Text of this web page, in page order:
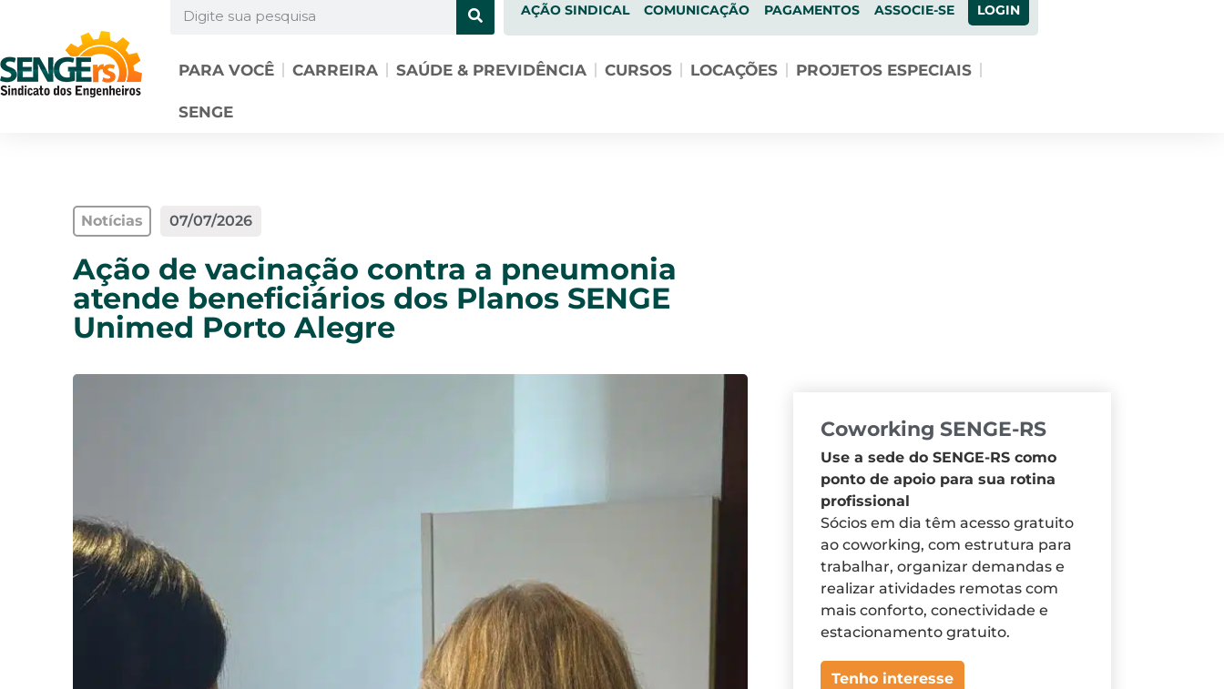
AÇÃO SINDICAL COMUNICAÇÃO PAGAMENTOS ASSOCIE-SE LOGIN
PARA VOCÊ CARREIRA SAÚDE & PREVIDÊNCIA CURSOS LOCAÇÕES PROJETOS ESPECIAIS
SENGE
Notícias 07/07/2026
Ação de vacinação contra a pneumonia
atende beneficiários dos Planos SENGE
Unimed Porto Alegre
Coworking SENGE-RS
Use a sede do SENGE-RS como
ponto de apoio para sua rotina
profissional
Sócios em dia têm acesso gratuito
ao coworking, com estrutura para
trabalhar, organizar demandas e
realizar atividades remotas com
mais conforto, conectividade e
estacionamento gratuito.
Tenho interesse